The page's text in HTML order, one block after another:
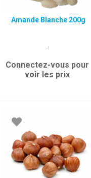
Amande Blanche 200g
.
Connectez-vous pour
voir les prix